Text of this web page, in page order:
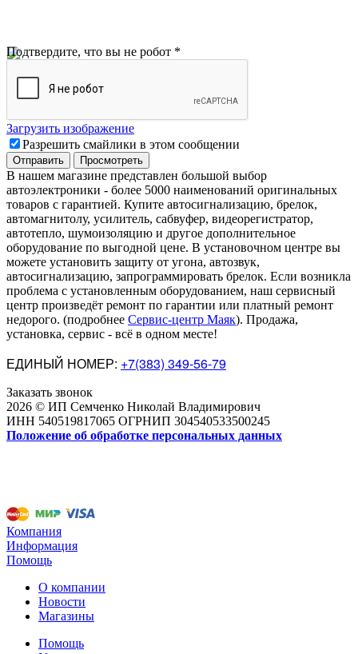
Подтвердите, что вы не робот *
Загрузить изображение
Разрешить смайлики в этом сообщении
В нашем магазине представлен большой выбор
автоэлектроники - более 5000 наименований оригинальных
товаров с гарантией. Купите автосигнализацию, брелок,
автомагнитолу, усилитель, сабвуфер, видеорегистратор,
автотепло, шумоизоляцию и другое дополнительное
оборудование по выгодной цене. В установочном центре вы
можете установить защиту от угона, автозвук,
автосигнализацию, запрограммировать брелок. Если возникла
проблема с установленным оборудованием, наш сервисный
центр произведёт ремонт по гарантии или платный ремонт
недорого. (подробнее Сервис-центр Маяк). Продажа,
установка, сервис - всё в одном месте!
ЕДИНЫЙ НОМЕР: +7(383) 349-56-79
Заказать звонок
2026 © ИП Семченко Николай Владимирович
ИНН 540519817065 ОГРНИП 304540533500245
Положение об обработке персональных данных
Компания
Информация
Помощь
О компании
Новости
Магазины
Помощь